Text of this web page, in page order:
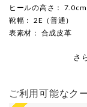
ヒールの高さ ： 7.0cm
靴幅 ： 2E（普通）
表素材 ： 合成皮革
さ
ご利用可能なク